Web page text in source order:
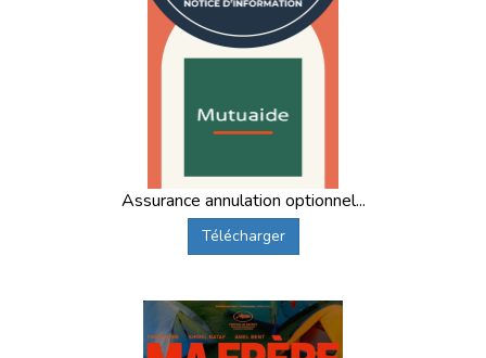
vacancesse réunissent pour finir le trajet
en car de tourisme.
Assurance annulation optionnel...
Télécharger